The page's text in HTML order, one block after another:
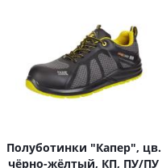
Полуботинки "Капер", цв.
чёрно-жёлтый, КП, ПУ/ПУ